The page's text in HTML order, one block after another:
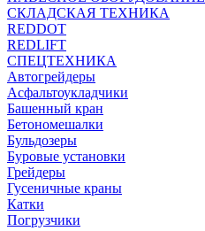
СКЛАДСКАЯ ТЕХНИКА
REDDOT
REDLIFT
СПЕЦТЕХНИКА
Автогрейдеры
Асфальтоукладчики
Башенный кран
Бетономешалки
Бульдозеры
Буровые установки
Грейдеры
Гусеничные краны
Катки
Погрузчики